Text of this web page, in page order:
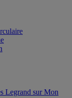
Legrand sur Mon